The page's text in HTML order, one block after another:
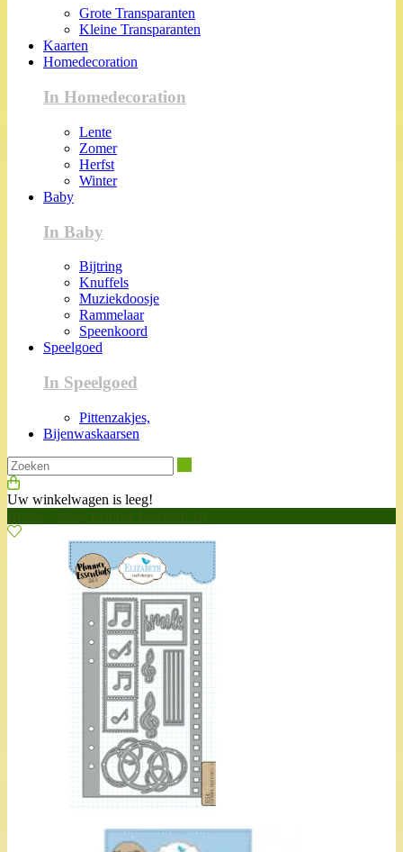
Grote Transparanten
Kleine Transparanten
Kaarten
Homedecoration
In Homedecoration
Lente
Zomer
Herfst
Winter
Baby
In Baby
Bijtring
Knuffels
Muziekdoosje
Rammelaar
Speenkoord
Speelgoed
In Speelgoed
Pittenzakjes,
Bijenwaskaarsen
Uw winkelwagen is leeg!
Home
Dies, Planner Essential 10